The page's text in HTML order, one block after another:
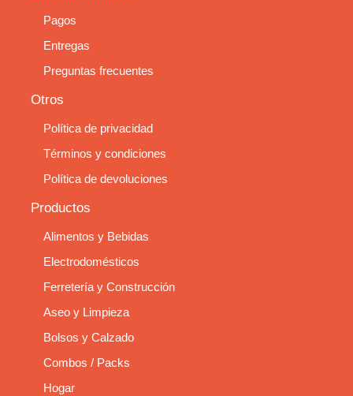
Pagos
Entregas
Preguntas frecuentes
Otros
Política de privacidad
Términos y condiciones
Política de devoluciones
Productos
Alimentos y Bebidas
Electrodomésticos
Ferretería y Construcción
Aseo y Limpieza
Bolsos y Calzado
Combos / Packs
Hogar